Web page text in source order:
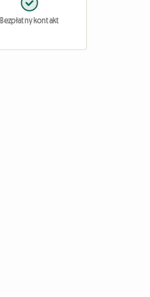
Bezpłatny kontakt